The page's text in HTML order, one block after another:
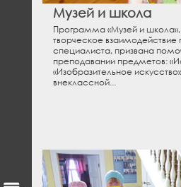
Музей и школа
Программа «Музей и
творческое взаимодействие
специалиста, призвана
преподавании предметов:
«Изобразительное
внеклассной...